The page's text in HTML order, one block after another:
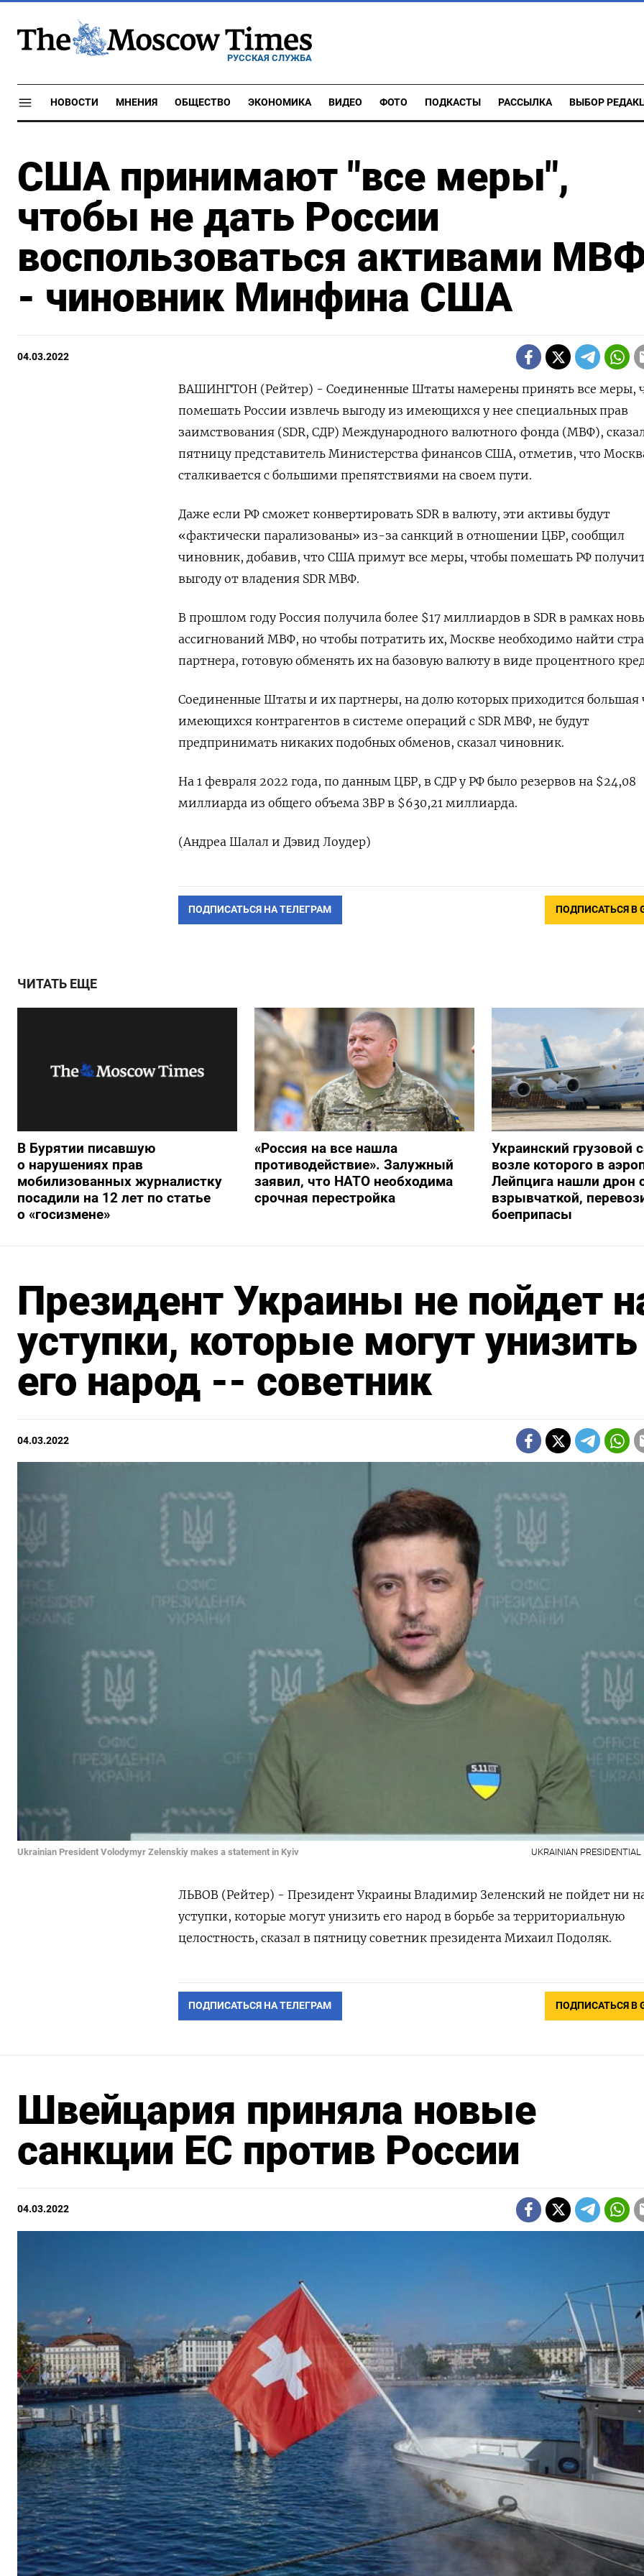
РУССКАЯ СЛУЖБА
НОВОСТИ МНЕНИЯ ОБЩЕСТВО ЭКОНОМИКА ВИДЕО ФОТО ПОДКАСТЫ РАССЫЛКА ВЫБОР
США принимают "все меры",
чтобы не дать России
воспользоваться активами
- чиновник Минфина США
04.03.2022
ВАШИНГТОН (Рейтер) - Соединенные Штаты намерены принять все меры,
помешать России извлечь выгоду из имеющихся у нее специальных прав
заимствования (SDR, СДР) Международного валютного фонда (МВФ),
пятницу представитель Министерства финансов США, отметив, что
сталкивается с большими препятствиями на своем пути.
Даже если РФ сможет конвертировать SDR в валюту, эти активы будут
«фактически парализованы» из-за санкций в отношении ЦБР, сообщил
чиновник, добавив, что США примут все меры, чтобы помешать РФ
выгоду от владения SDR МВФ.
В прошлом году Россия получила более $17 миллиардов в SDR в рамках
ассигнований МВФ, но чтобы потратить их, Москве необходимо найти
партнера, готовую обменять их на базовую валюту в виде процентного
Соединенные Штаты и их партнеры, на долю которых приходится большая
имеющихся контрагентов в системе операций с SDR МВФ, не будут
предпринимать никаких подобных обменов, сказал чиновник.
На 1 февраля 2022 года, по данным ЦБР, в СДР у РФ было резервов на $24,08
миллиарда из общего объема ЗВР в $630,21 миллиарда.
(Андреа Шалал и Дэвид Лоудер)
ПОДПИСАТЬСЯ НА ТЕЛЕГРАМ ПОДПИСАТЬСЯ В
ЧИТАТЬ ЕЩЕ
В Бурятии писавшую
о нарушениях прав
мобилизованных журналистку
посадили на 12 лет по статье
о «госизмене»
«Россия на все нашла
противодействие». Залужный
заявил, что НАТО необходима
срочная перестройка
Украинский грузовой
возле которого в
Лейпцига нашли дрон
взрывчаткой,
боеприпасы
Президент Украины не пойдет
уступки, которые могут унизить
его народ -- советник
04.03.2022
Ukrainian President Volodymyr Zelenskiy makes a statement in Kyiv UKRAINIAN PRESIDENTIAL
ЛЬВОВ (Рейтер) - Президент Украины Владимир Зеленский не пойдет ни
уступки, которые могут унизить его народ в борьбе за территориальную
целостность, сказал в пятницу советник президента Михаил Подоляк.
ПОДПИСАТЬСЯ НА ТЕЛЕГРАМ ПОДПИСАТЬСЯ В
Швейцария приняла новые
санкции ЕС против России
04.03.2022